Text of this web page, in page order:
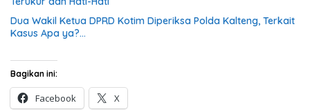
Dua Wakil Ketua DPRD Kotim Diperiksa Polda Kalteng, Terkait
Kasus Apa ya?…
Bagikan ini:
Facebook X